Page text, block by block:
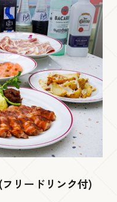
フリードリンク付)